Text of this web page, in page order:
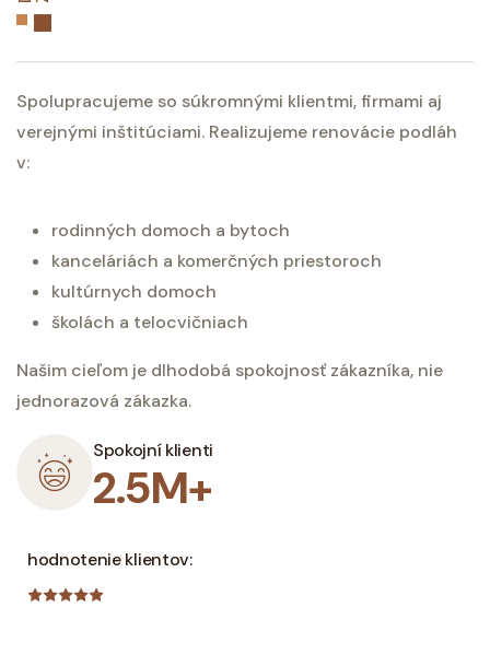
Spolupracujeme so súkromnými klientmi, firmami aj
verejnými inštitúciami. Realizujeme renovácie podláh
v:
rodinných domoch a bytoch
kanceláriách a komerčných priestoroch
kultúrnych domoch
školách a telocvičniach
Našim cieľom je dlhodobá spokojnosť zákazníka, nie
jednorazová zákazka.
Spokojní klienti
2.5M+
hodnotenie klientov: